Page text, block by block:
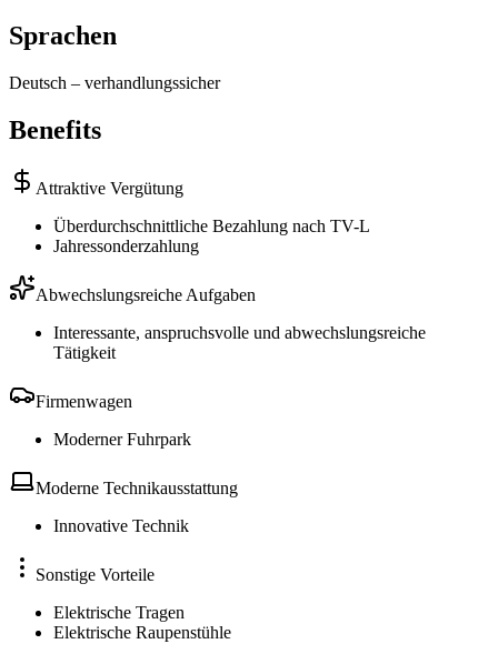
Sprachen
Deutsch – verhandlungssicher
Benefits
Attraktive Vergütung
Überdurchschnittliche Bezahlung nach TV-L
Jahressonderzahlung
Abwechslungsreiche Aufgaben
Interessante, anspruchsvolle und abwechslungsreiche
Tätigkeit
Firmenwagen
Moderner Fuhrpark
Moderne Technikausstattung
Innovative Technik
Sonstige Vorteile
Elektrische Tragen
Elektrische Raupenstühle